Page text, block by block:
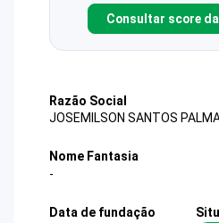
Consultar score
Razão Social
JOSEMILSON SANTOS
Nome Fantasia
-
Data de fundação